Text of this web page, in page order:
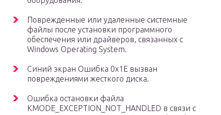
Поврежденные или удаленные системные
файлы после установки программного
обеспечения или драйверов, связанных с
Windows Operating System.
Синий экран Ошибка 0x1E вызван
повреждениями жесткого диска.
Ошибка остановки файла
KMODE_EXCEPTION_NOT_HANDLED в связи с